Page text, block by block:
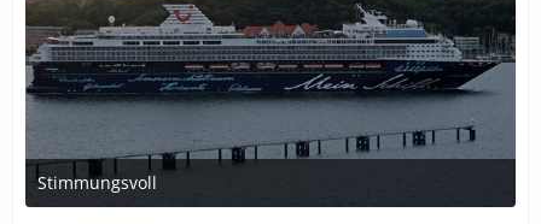
Stimmungsvoll
18. Dezember 2016 um 00:48